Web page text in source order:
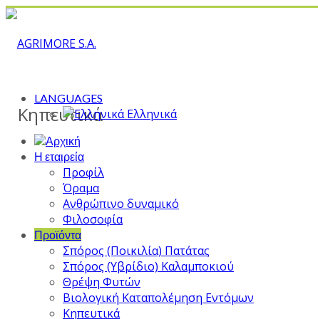
LANGUAGES
Ελληνικά
Η εταιρεία
Προφίλ
Όραμα
Ανθρώπινο δυναμικό
Φιλοσοφία
Προϊόντα
Σπόρος (Ποικιλία) Πατάτας
Σπόρος (Υβρίδιο) Καλαμποκιού
Θρέψη Φυτών
Βιολογική Καταπολέμηση Εντόμων
Κηπευτικά
Κηπευτικά